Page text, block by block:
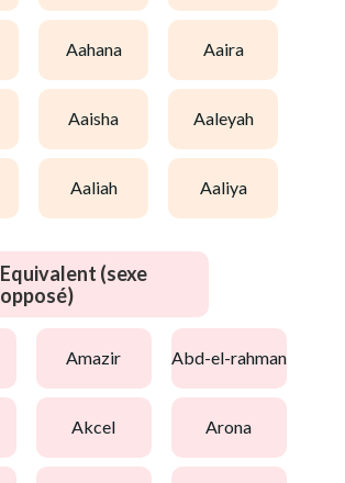
aahana aaira
aaisha aaleyah
aaliah aaliya
Equivalent (sexe
opposé)
amazir abd-el-rahman
akcel arona